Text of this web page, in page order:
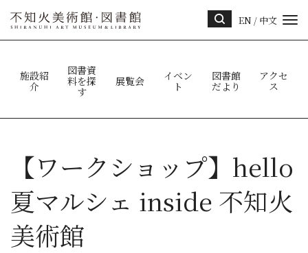
ト内
EN / 中文
施設紹
介
図書資
料を探
す
展覧会
イベン
ト
図書館
だより
アクセ
ス
【ワークショップ】hello
夏マルシェ inside 不知火
美術館